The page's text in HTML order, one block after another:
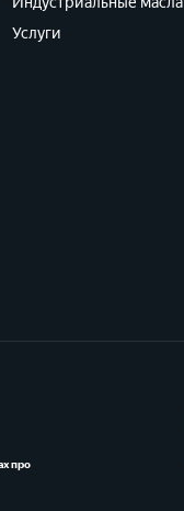
Услуги
про